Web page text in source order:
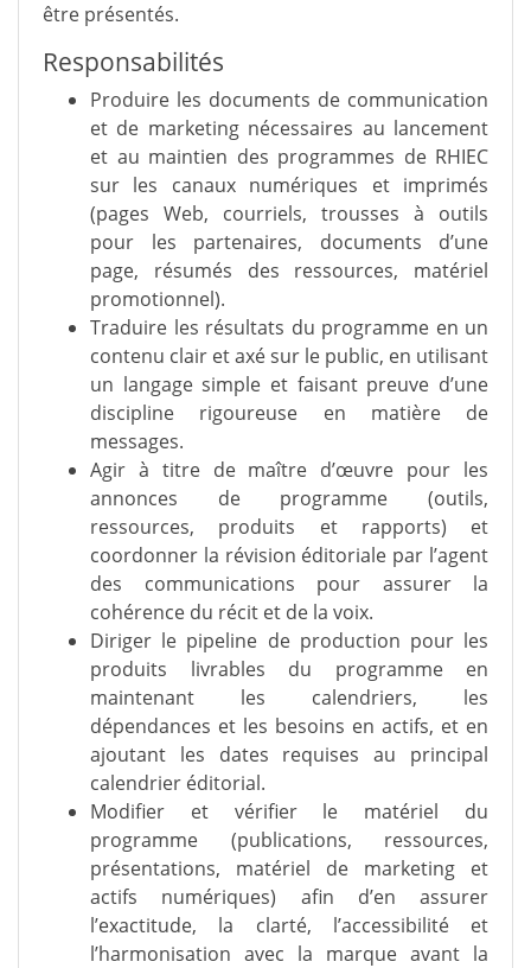
être présentés.
Responsabilités
Produire les documents de communication
et de marketing nécessaires au lancement
et au maintien des programmes de RHIEC
sur les canaux numériques et imprimés
(pages Web, courriels, trousses à outils
pour les partenaires, documents d’une
page, résumés des ressources, matériel
promotionnel).
Traduire les résultats du programme en un
contenu clair et axé sur le public, en utilisant
un langage simple et faisant preuve d’une
discipline rigoureuse en matière de
messages.
Agir à titre de maître d’œuvre pour les
annonces de programme (outils,
ressources, produits et rapports) et
coordonner la révision éditoriale par l’agent
des communications pour assurer la
cohérence du récit et de la voix.
Diriger le pipeline de production pour les
produits livrables du programme en
maintenant les calendriers, les
dépendances et les besoins en actifs, et en
ajoutant les dates requises au principal
calendrier éditorial.
Modifier et vérifier le matériel du
programme (publications, ressources,
présentations, matériel de marketing et
actifs numériques) afin d’en assurer
l’exactitude, la clarté, l’accessibilité et
l’harmonisation avec la marque avant la